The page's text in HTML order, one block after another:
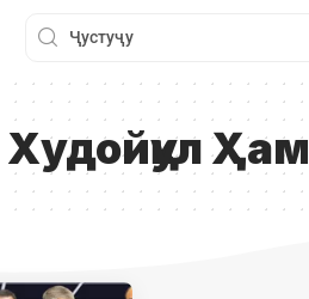
Худойқул